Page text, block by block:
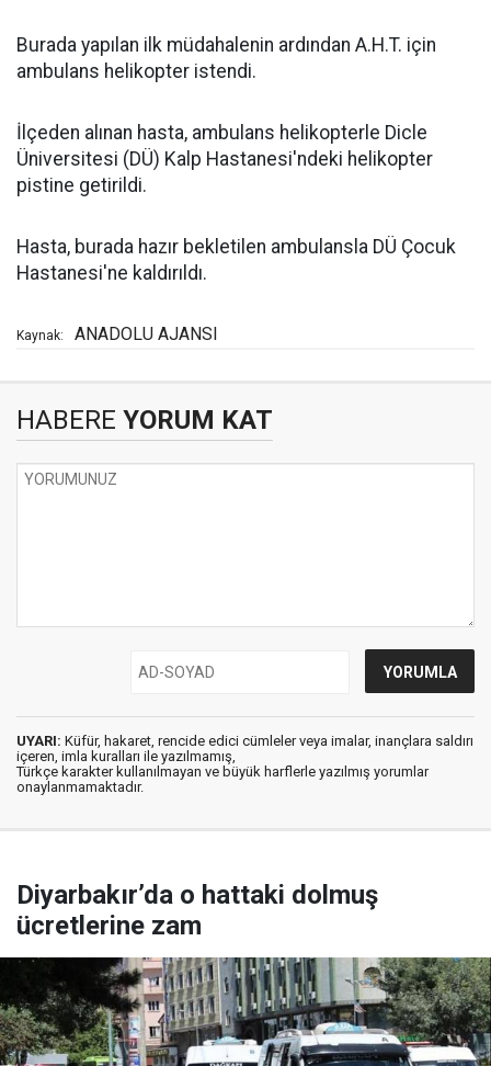
Burada yapılan ilk müdahalenin ardından A.H.T. için
ambulans helikopter istendi.
İlçeden alınan hasta, ambulans helikopterle Dicle
Üniversitesi (DÜ) Kalp Hastanesi'ndeki helikopter
pistine getirildi.
Hasta, burada hazır bekletilen ambulansla DÜ Çocuk
Hastanesi'ne kaldırıldı.
Kaynak: ANADOLU AJANSI
HABERE YORUM KAT
UYARI: Küfür, hakaret, rencide edici cümleler veya imalar, inançlara saldırı
içeren, imla kuralları ile yazılmamış,
Türkçe karakter kullanılmayan ve büyük harflerle yazılmış yorumlar
onaylanmamaktadır.
Diyarbakır’da o hattaki dolmuş
ücretlerine zam